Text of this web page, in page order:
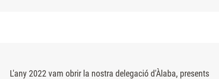
L'any 2022 vam obrir la nostra delegació d'Àlaba, presents